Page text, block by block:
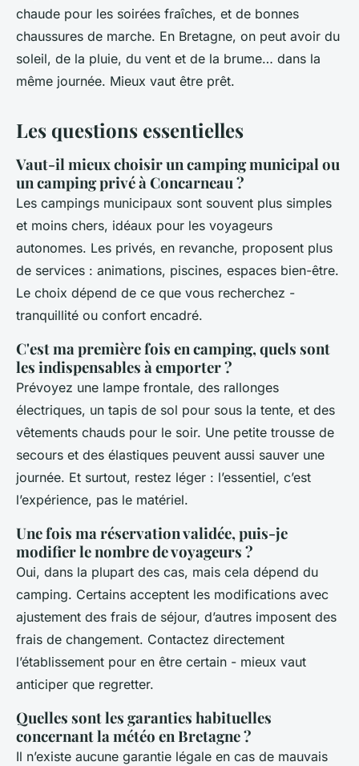
chaude pour les soirées fraîches, et de bonnes
chaussures de marche. En Bretagne, on peut avoir du
soleil, de la pluie, du vent et de la brume… dans la
même journée. Mieux vaut être prêt.
Les questions essentielles
Vaut-il mieux choisir un camping municipal ou
un camping privé à Concarneau ?
Les campings municipaux sont souvent plus simples
et moins chers, idéaux pour les voyageurs
autonomes. Les privés, en revanche, proposent plus
de services : animations, piscines, espaces bien-être.
Le choix dépend de ce que vous recherchez -
tranquillité ou confort encadré.
C'est ma première fois en camping, quels sont
les indispensables à emporter ?
Prévoyez une lampe frontale, des rallonges
électriques, un tapis de sol pour sous la tente, et des
vêtements chauds pour le soir. Une petite trousse de
secours et des élastiques peuvent aussi sauver une
journée. Et surtout, restez léger : l’essentiel, c’est
l’expérience, pas le matériel.
Une fois ma réservation validée, puis-je
modifier le nombre de voyageurs ?
Oui, dans la plupart des cas, mais cela dépend du
camping. Certains acceptent les modifications avec
ajustement des frais de séjour, d’autres imposent des
frais de changement. Contactez directement
l’établissement pour en être certain - mieux vaut
anticiper que regretter.
Quelles sont les garanties habituelles
concernant la météo en Bretagne ?
Il n’existe aucune garantie légale en cas de mauvais